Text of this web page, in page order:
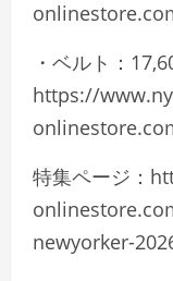
・ベルト：
https://
特集ページ：
newyorker-